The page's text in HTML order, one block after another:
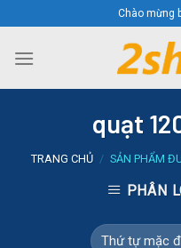
to
content
Chào mừng
quạt
TRANG CHỦ / SẢN PHẨM
PHÂN